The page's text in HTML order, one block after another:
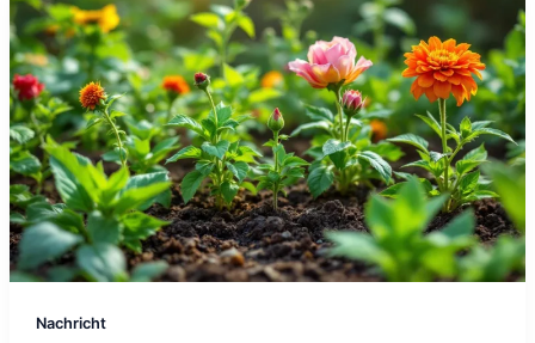
Nachricht